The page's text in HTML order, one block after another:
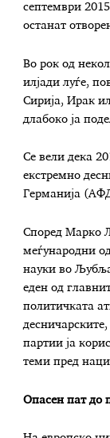
септември
останат
Во рок од
илјади луѓе,
Сирија, Ирак
длабоко ја
Се вели дека
екстремно
Германија
Според Марко
меѓународни
науки во
еден од
политичката
партии ја
теми пред
Опасен пат до